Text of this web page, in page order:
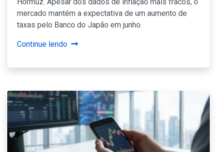
mercado mantém a expectativa de um aumento de
taxas pelo Banco do Japão em junho.
Continue lendo